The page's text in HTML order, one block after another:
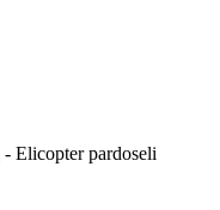
- Elicopter pardoseli